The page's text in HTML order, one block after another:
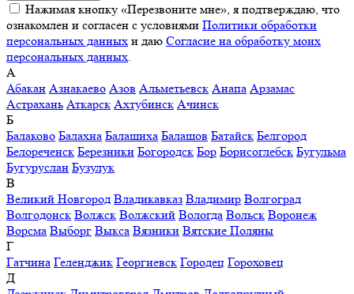
Нажимая кнопку «Перезвоните мне», я подтверждаю, что
ознакомлен и согласен с условиями Политики обработки
персональных данных и даю Согласие на обработку моих
персональных данных
А
Абакан Азнакаево Азов Альметьевск Анапа Арзамас
Астрахань Аткарск Ахтубинск Ачинск
Б
Балаково Балахна Балашиха Балашов Батайск Белгород
Белореченск Березники Богородск Бор Борисоглебск Бугульма
Бугуруслан Бузулук
В
Великий Новгород Владикавказ Владимир Волгоград
Волгодонск Волжск Волжский Вологда Вольск Воронеж
Ворсма Выборг Выкса Вязники Вятские Поляны
Г
Гатчина Геленджик Георгиевск Городец Гороховец
Д